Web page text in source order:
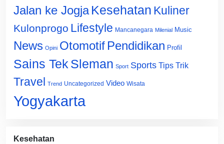
Jalan ke Jogja Kesehatan Kuliner
Kulonprogo Lifestyle Mancanegara Milenial Music
News Opini Otomotif Pendidikan Profil
Sains Tek Sleman Sport Sports Tips Trik
Travel Trend Uncategorized Video Wisata
Yogyakarta
Kesehatan